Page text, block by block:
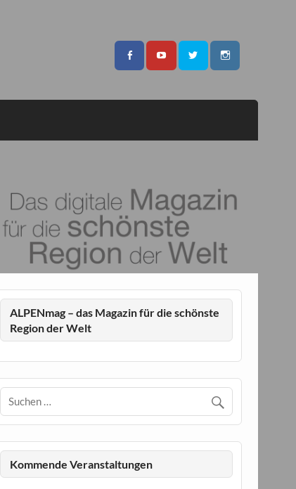
ALPENmag – das Magazin für die schönste
Region der Welt
Kommende Veranstaltungen